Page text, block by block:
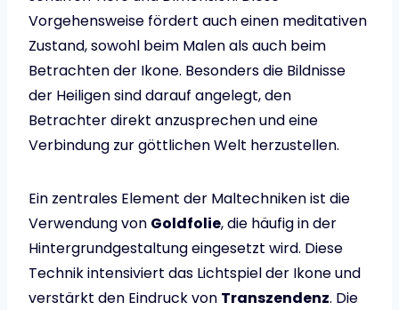
Vorgehensweise fördert auch einen meditativen
Zustand, sowohl beim Malen als auch beim
Betrachten der Ikone. Besonders die Bildnisse
der Heiligen sind darauf angelegt, den
Betrachter direkt anzusprechen und eine
Verbindung zur göttlichen Welt herzustellen.
Ein zentrales Element der Maltechniken ist die
Verwendung von Goldfolie, die häufig in der
Hintergrundgestaltung eingesetzt wird. Diese
Technik intensiviert das Lichtspiel der Ikone und
verstärkt den Eindruck von Transzendenz. Die